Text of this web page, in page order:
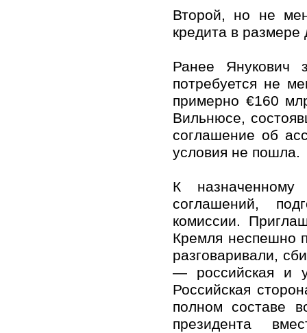
Второй, но не
кредита в
Ранее Янукович
потребуется не
примерно €160
Вильнюсе,
соглашение об
условия не пошла.
К
соглашений,
комиссии.
Кремля неспешно
разговаривали,
— российская и
Российская
полном составе
президента